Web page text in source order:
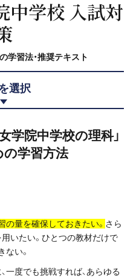
中学校 入試対
学習法・推奨テキスト
選択
学院中学校の理科」
学習方法
の量を確保しておきたい。 さら
用いたい。ひとつの教材だけで
ない。
一度でも挑戦すれば、あらゆる